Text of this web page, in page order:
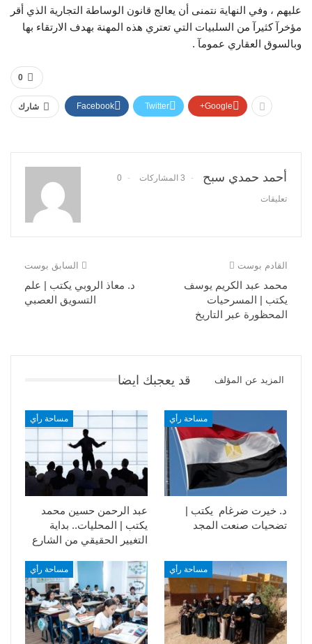
عليهم ، وفي النهاية نتمنى أن يعالج قانون الوساطة التجارية الذي أقر
مؤخرآ كثيرآ من السلبيات التي تعتري هذه المهنة بهدف الارتقاء بها
وبالسوق العقاري عمومآ .
0
شارك Facebook Twitter Google+
أحمد حمدي سبح 3 المشاركات 0
تعليقات
السابق بوست
د. معاذ الروبي يكتب | علم
التسويق العصبي
القادم بوست
محمد عبد الكريم يوسف
يكتب | المسرحيات
المحظورة عبر التاريخ
قد يعجبك ايضا المزيد عن المؤلف
مساحة رأي
عبد الرحمن حسين محمد
يكتب | المحليات.. بداية
التغيير الحقيقي من الشارع
مساحة رأي
د. خيرت ضرغام يكتب |
تضحيات صنعت المجد
مساحة رأي مساحة رأي